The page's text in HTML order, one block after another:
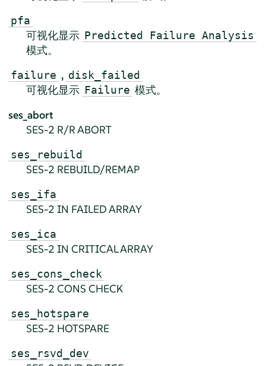
pfa
可视化显示 Predicted Failure Analysis
模式。
failure , disk_failed
可视化显示 Failure 模式。
ses_abort
SES-2 R/R ABORT
ses_rebuild
SES-2 REBUILD/REMAP
ses_ifa
SES-2 IN FAILED ARRAY
ses_ica
SES-2 IN CRITICAL ARRAY
ses_cons_check
SES-2 CONS CHECK
ses_hotspare
SES-2 HOTSPARE
ses_rsvd_dev